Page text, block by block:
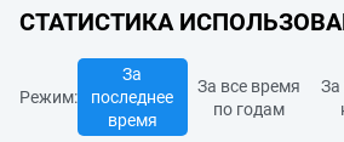
СТАТИСТИКА
Режим:
За
последнее
время
За все время
по годам
За